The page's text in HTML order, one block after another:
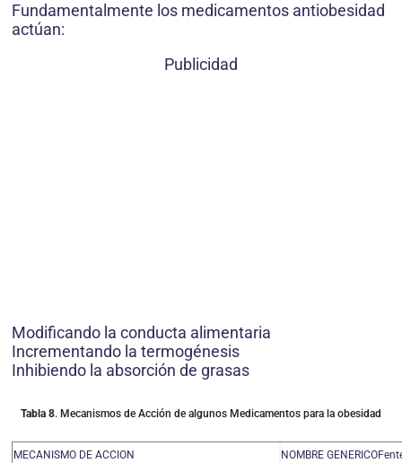
Fundamentalmente los medicamentos antiobesidad
actúan:
Publicidad
Modificando la conducta alimentaria
Incrementando la termogénesis
Inhibiendo la absorción de grasas
Tabla 8. Mecanismos de Acción de algunos Medicamentos para la obesidad
MECANISMO DE ACCION
NOMBRE